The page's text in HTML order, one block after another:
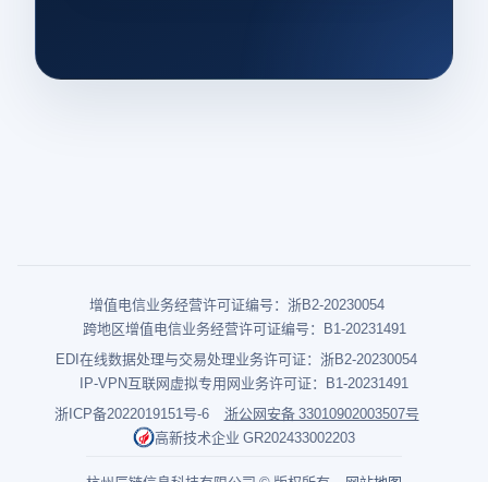
增值电信业务经营许可证编号：浙B2-20230054
跨地区增值电信业务经营许可证编号：B1-20231491
EDI在线数据处理与交易处理业务许可证：浙B2-20230054
IP-VPN互联网虚拟专用网业务许可证：B1-20231491
浙ICP备2022019151号-6
浙公网安备 33010902003507号
高新技术企业 GR202433002203